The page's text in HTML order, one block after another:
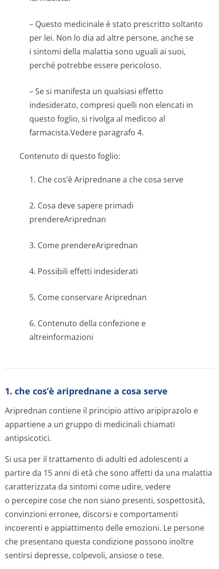
– Questo medicinale è stato prescritto soltanto
per lei. Non lo dia ad altre persone, anche se
i sintomi della malattia sono uguali ai suoi,
perché potrebbe essere pericoloso.
– Se si manifesta un qualsiasi effetto
indesiderato, compresi quelli non elencati in
questo foglio, si rivolga al medicoo al
farmacista.Vedere paragrafo 4.
Contenuto di questo foglio:
1. Che cos’è Ariprednane a che cosa serve
2. Cosa deve sapere primadi
prendereAriprednan
3. Come prendereAriprednan
4. Possibili effetti indesiderati
5. Come conservare Ariprednan
6. Contenuto della confezione e
altreinformazioni
1. che cos’è ariprednane a cosa serve
Ariprednan contiene il principio attivo aripiprazolo e
appartiene a un gruppo di medicinali chiamati
antipsicotici.
Si usa per il trattamento di adulti ed adolescenti a
partire da 15 anni di età che sono affetti da una malattia
caratterizzata da sintomi come udire, vedere
o percepire cose che non siano presenti, sospettosità,
convinzioni erronee, discorsi e comportamenti
incoerenti e appiattimento delle emozioni. Le persone
che presentano questa condizione possono inoltre
sentirsi depresse, colpevoli, ansiose o tese.